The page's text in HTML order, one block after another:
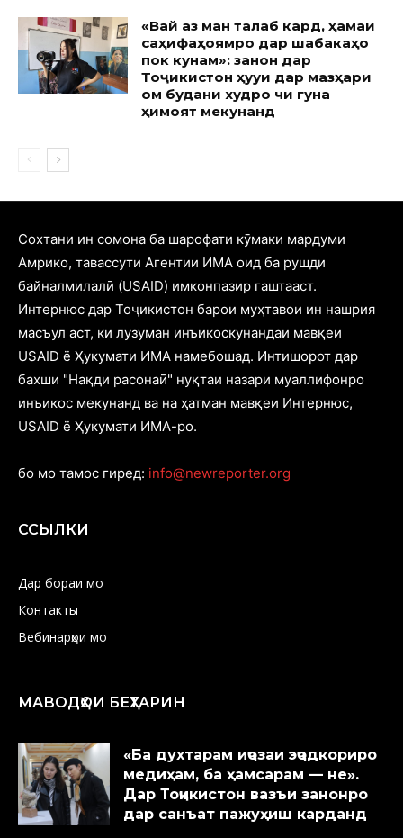
«Вай аз ман талаб кард, ҳамаи
саҳифаҳоямро дар шабакаҳо
пок кунам»: занон дар
Тоҷикистон ҳуқуқи дар мазҳари
ом будани худро чи гуна
ҳимоят мекунанд
Cохтани ин сомона ба шарофати кӯмаки мардуми
Амрико, тавассути Агентии ИМА оид ба рушди
байналмилалӣ (USAID) имконпазир гаштааст.
Интернюс дар Тоҷикистон барои муҳтавои ин нашрия
масъул аст, ки лузуман инъикоскунандаи мавқеи
USAID ё Ҳукумати ИМА намебошад. Интишорот дар
бахши "Нақди расонаӣ" нуқтаи назари муаллифонро
инъикос мекунанд ва на ҳатман мавқеи Интернюс,
USAID ё Ҳукумати ИМА-ро.
бо мо тамос гиред: info@newreporter.org
ССЫЛКИ
Дар бораи мо
Контакты
Вебинарҳои мо
МАВОДҲОИ БЕҲТАРИН
«Ба духтарам иҷозаи эҷодкориро
медиҳам, ба ҳамсарам — не».
Дар Тоҷикистон вазъи занонро
дар санъат пажуҳиш карданд